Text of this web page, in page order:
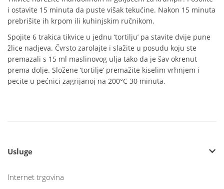
i ostavite 15 minuta da puste višak tekućine. Nakon 15 minuta
prebrišite ih krpom ili kuhinjskim ručnikom.
Spojite 6 trakica tikvice u jednu ‘tortilju’ pa stavite dvije pune
žlice nadjeva. Čvrsto zarolajte i slažite u posudu koju ste
premazali s 15 ml maslinovog ulja tako da je šav okrenut
prema dolje. Složene ‘tortilje’ premažite kiselim vrhnjem i
pecite u pećnici zagrijanoj na 200°C 30 minuta.
Usluge
Internet trgovina